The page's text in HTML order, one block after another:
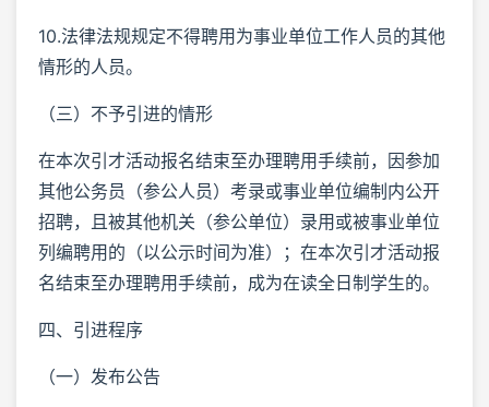
10.法律法规规定不得聘用为事业单位工作人员的其他
情形的人员。
（三）不予引进的情形
在本次引才活动报名结束至办理聘用手续前，因参加
其他公务员（参公人员）考录或事业单位编制内公开
招聘，且被其他机关（参公单位）录用或被事业单位
列编聘用的（以公示时间为准）；在本次引才活动报
名结束至办理聘用手续前，成为在读全日制学生的。
四、引进程序
（一）发布公告